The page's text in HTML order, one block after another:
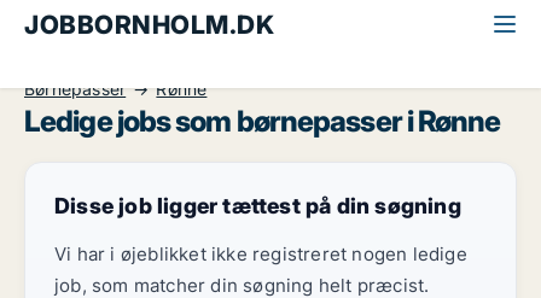
JOBBORNHOLM.DK
Børnepasser
Rønne
Ledige jobs som børnepasser i Rønne
Disse job ligger tættest på din søgning
Vi har i øjeblikket ikke registreret nogen ledige
job, som matcher din søgning helt præcist.